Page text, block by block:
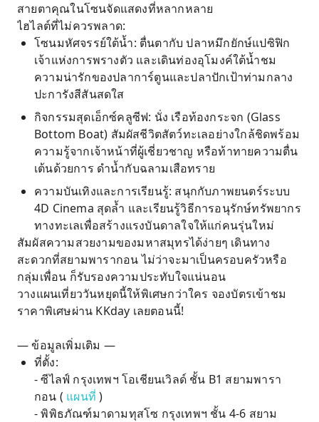
สายตาคุณในโซนจัดแสดงที่หลากหลาย
ไฮไลต์ที่ไม่ควรพลาด:
โซนมหัศจรรย์ใต้น้ำ: ตื่นตากับ ปลาหมึกยักษ์แปซิฟิก
เจ้าแห่งการพรางตัว และเดินท่องอุโมงค์ใต้น้ำชม
ความน่ารักของปลาการ์ตูนและปลาปักเป้าท่ามกลาง
ปะการังสีสันสดใส
กิจกรรมสุดเอ็กซ์คลูซีฟ: นั่ง เรือท้องกระจก (Glass
Bottom Boat) สัมผัสชีวิตสัตว์ทะเลอย่างใกล้ชิดพร้อม
ความรู้จากเจ้าหน้าที่ผู้เชี่ยวชาญ หรือท้าทายความตื่น
เต้นด้วยการ ดำน้ำกับฉลามเสือทราย
ความบันเทิงและการเรียนรู้: สนุกกับภาพยนตร์ระบบ
4D Cinema สุดล้ำ และเรียนรู้วิธีการอนุรักษ์ทรัพยากร
ทางทะเลเพื่อสร้างแรงบันดาลใจให้แก่คนรุ่นใหม่
สัมผัสความสวยงามของมหาสมุทรได้ง่ายๆ เดินทาง
สะดวกที่สยามพารากอน ไม่ว่าจะมาเป็นครอบครัวหรือ
กลุ่มเพื่อน ก็รับรองความประทับใจแน่นอน
วางแผนเที่ยววันหยุดนี้ให้พิเศษกว่าใคร จองบัตรเข้าชม
ราคาพิเศษผ่าน KKday เลยตอนนี้!
— ข้อมูลเพิ่มเติม —
ที่ตั้ง:
- ซีไลฟ์ กรุงเทพฯ โอเชียนเวิลด์ ชั้น B1 สยามพารา
กอน ( แผนที่ )
- พิพิธภัณฑ์มาดามทุสโซ กรุงเทพฯ ชั้น 4-6 สยาม